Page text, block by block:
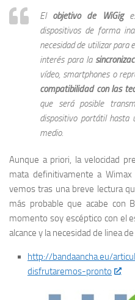
El objetivo de WiGig
dispositivos de forma
necesidad de utilizar para
interés para la
vídeo, smartphones o
compatibilidad con las
que será posible
dispositivo portátil hasta
medio.
Aunque a priori, la velocidad
mata definitivamente a
vemos tras una breve lectura
más probable que acabe con
momento soy escéptico con el
alcance y la necesidad de linea
http://bandaancha.eu/
disfrutaremos-pronto